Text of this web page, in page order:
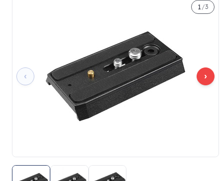
‹ ›
1 /3